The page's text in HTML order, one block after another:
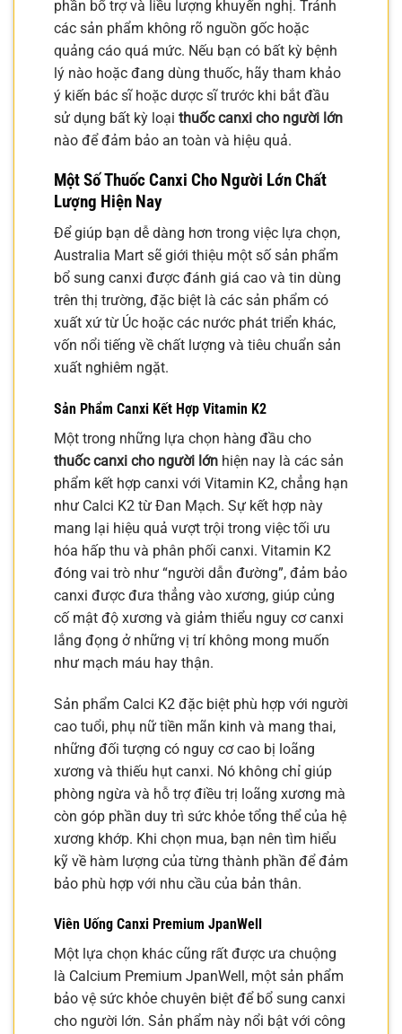
phần bổ trợ và liều lượng khuyến nghị. Tránh
các sản phẩm không rõ nguồn gốc hoặc
quảng cáo quá mức. Nếu bạn có bất kỳ bệnh
lý nào hoặc đang dùng thuốc, hãy tham khảo
ý kiến bác sĩ hoặc dược sĩ trước khi bắt đầu
sử dụng bất kỳ loại thuốc canxi cho người lớn
nào để đảm bảo an toàn và hiệu quả.
Một SốThuốc Canxi Cho Người LớnChất
Lượng Hiện Nay
Để giúp bạn dễ dàng hơn trong việc lựa chọn,
Australia Mart sẽ giới thiệu một số sản phẩm
bổ sung canxi được đánh giá cao và tin dùng
trên thị trường, đặc biệt là các sản phẩm có
xuất xứ từ Úc hoặc các nước phát triển khác,
vốn nổi tiếng về chất lượng và tiêu chuẩn sản
xuất nghiêm ngặt.
Sản Phẩm Canxi Kết Hợp Vitamin K2
Một trong những lựa chọn hàng đầu cho
thuốc canxi cho người lớn hiện nay là các sản
phẩm kết hợp canxi với Vitamin K2, chẳng hạn
như Calci K2 từ Đan Mạch. Sự kết hợp này
mang lại hiệu quả vượt trội trong việc tối ưu
hóa hấp thu và phân phối canxi. Vitamin K2
đóng vai trò như “người dẫn đường”, đảm bảo
canxi được đưa thẳng vào xương, giúp củng
cố mật độ xương và giảm thiểu nguy cơ canxi
lắng đọng ở những vị trí không mong muốn
như mạch máu hay thận.
Sản phẩm Calci K2 đặc biệt phù hợp với người
cao tuổi, phụ nữ tiền mãn kinh và mang thai,
những đối tượng có nguy cơ cao bị loãng
xương và thiếu hụt canxi. Nó không chỉ giúp
phòng ngừa và hỗ trợ điều trị loãng xương mà
còn góp phần duy trì sức khỏe tổng thể của hệ
xương khớp. Khi chọn mua, bạn nên tìm hiểu
kỹ về hàm lượng của từng thành phần để đảm
bảo phù hợp với nhu cầu của bản thân.
Viên Uống Canxi Premium JpanWell
Một lựa chọn khác cũng rất được ưa chuộng
là Calcium Premium JpanWell, một sản phẩm
bảo vệ sức khỏe chuyên biệt để bổ sung canxi
cho người lớn. Sản phẩm này nổi bật với công